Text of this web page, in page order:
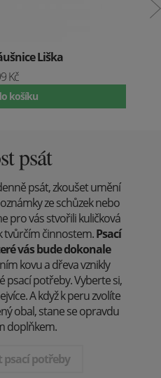
Liška
Kč
košíku
psát
psát, zkoušet umění
ze schůzek nebo
pro vás stvořili kuličková
tvůrčím činnostem.Psací
vás bude dokonale
kovu a dřeva vznikly
psací potřeby. Vyberte si,
A když k peru zvolíte
obal, stane se opravdu
doplňkem.
potřeby